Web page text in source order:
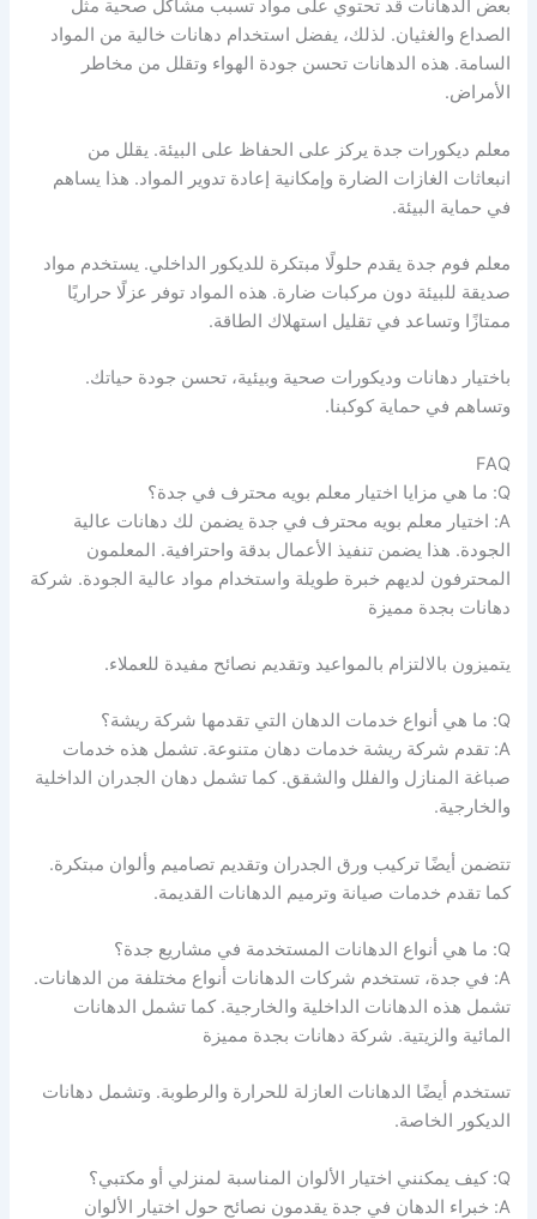
بعض الدهانات قد تحتوي على مواد تسبب مشاكل صحية مثل
الصداع والغثيان. لذلك، يفضل استخدام دهانات خالية من المواد
السامة. هذه الدهانات تحسن جودة الهواء وتقلل من مخاطر
الأمراض.
معلم ديكورات جدة يركز على الحفاظ على البيئة. يقلل من
انبعاثات الغازات الضارة وإمكانية إعادة تدوير المواد. هذا يساهم
في حماية البيئة.
معلم فوم جدة يقدم حلولًا مبتكرة للديكور الداخلي. يستخدم مواد
صديقة للبيئة دون مركبات ضارة. هذه المواد توفر عزلًا حراريًا
ممتازًا وتساعد في تقليل استهلاك الطاقة.
باختيار دهانات وديكورات صحية وبيئية، تحسن جودة حياتك.
وتساهم في حماية كوكبنا.
FAQ
Q: ما هي مزايا اختيار معلم بويه محترف في جدة؟
A: اختيار معلم بويه محترف في جدة يضمن لك دهانات عالية
الجودة. هذا يضمن تنفيذ الأعمال بدقة واحترافية. المعلمون
المحترفون لديهم خبرة طويلة واستخدام مواد عالية الجودة. شركة
دهانات بجدة مميزة
يتميزون بالالتزام بالمواعيد وتقديم نصائح مفيدة للعملاء.
Q: ما هي أنواع خدمات الدهان التي تقدمها شركة ريشة؟
A: تقدم شركة ريشة خدمات دهان متنوعة. تشمل هذه خدمات
صباغة المنازل والفلل والشقق. كما تشمل دهان الجدران الداخلية
والخارجية.
تتضمن أيضًا تركيب ورق الجدران وتقديم تصاميم وألوان مبتكرة.
كما تقدم خدمات صيانة وترميم الدهانات القديمة.
Q: ما هي أنواع الدهانات المستخدمة في مشاريع جدة؟
A: في جدة، تستخدم شركات الدهانات أنواع مختلفة من الدهانات.
تشمل هذه الدهانات الداخلية والخارجية. كما تشمل الدهانات
المائية والزيتية. شركة دهانات بجدة مميزة
تستخدم أيضًا الدهانات العازلة للحرارة والرطوبة. وتشمل دهانات
الديكور الخاصة.
Q: كيف يمكنني اختيار الألوان المناسبة لمنزلي أو مكتبي؟
A: خبراء الدهان في جدة يقدمون نصائح حول اختيار الألوان